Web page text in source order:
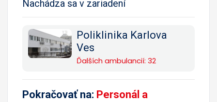
Nachádza sa v zariadení
Poliklinika Karlova
Ves
Ďalších ambulancií: 32
Pokračovať na: Personál a